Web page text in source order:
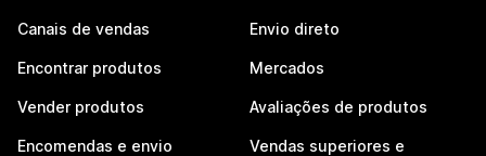
Canais de vendas
Encontrar produtos
Vender produtos
Encomendas e envio
Envio direto
Mercados
Avaliações de produtos
Vendas superiores e